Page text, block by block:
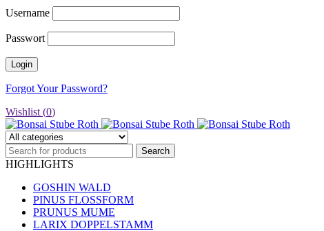
Username
Passwort
Forgot Your Password?
Wishlist (0)
HIGHLIGHTS
GOSHIN WALD
PINUS FLOSSFORM
PRUNUS MUME
LARIX DOPPELSTAMM